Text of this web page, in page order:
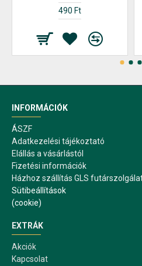
490 Ft
INFORMÁCIÓK
ÁSZF
Adatkezelési tájékoztató
Elállás a vásárlástól
Fizetési információk
Házhoz szállítás GLS
Sütibeállítások
(cookie)
EXTRÁK
Akciók
Kapcsolat